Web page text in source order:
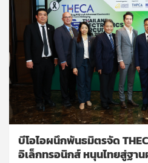
บีโอไอผนึกพันธมิตรจัด
อิเล็กทรอนิกส์ หนุนไทยสู่ฐา